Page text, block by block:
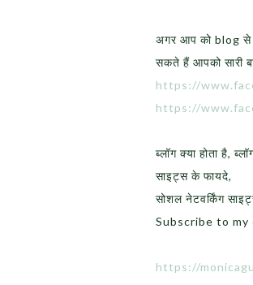
अगर आप को blog से
सकते हैं आपको सारी
https://
https://
ब्लॉग क्या होता है,
साइट्स के फायदे,
सोशल नेटवर्किंग
Subscribe to my
https://